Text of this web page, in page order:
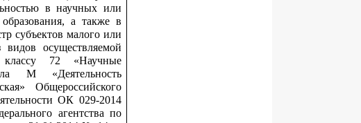
в научных или
а также в
субъектов малого или
видов осуществляемой
классу 72 «Научные
М «Деятельность
Общероссийского
ОК 029-2014
агентства по